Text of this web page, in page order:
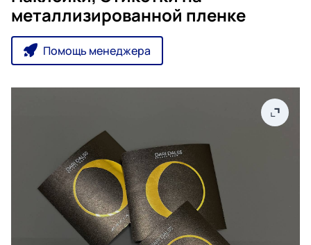
металлизированной пленке
Помощь менеджера